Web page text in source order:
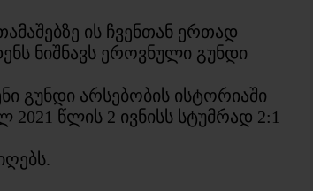
ის ჩვენთან ერთად
ნიშნავს ეროვნული გუნდი
გუნდი არსებობის ისტორიაში
წლის 2 ივნისს სტუმრად 2:1